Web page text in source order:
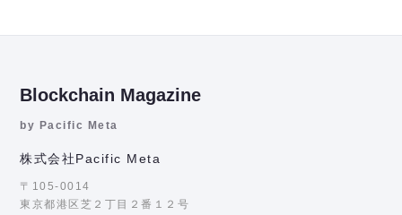
Blockchain Magazine
by Pacific Meta
株式会社Pacific Meta
〒105-0014
東京都港区芝２丁目２番１２号